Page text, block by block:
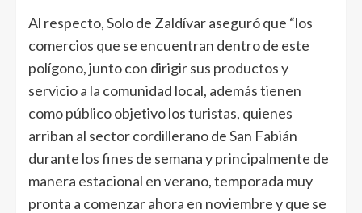
Al respecto, Solo de Zaldívar aseguró que “los
comercios que se encuentran dentro de este
polígono, junto con dirigir sus productos y
servicio a la comunidad local, además tienen
como público objetivo los turistas, quienes
arriban al sector cordillerano de San Fabián
durante los fines de semana y principalmente de
manera estacional en verano, temporada muy
pronta a comenzar ahora en noviembre y que se